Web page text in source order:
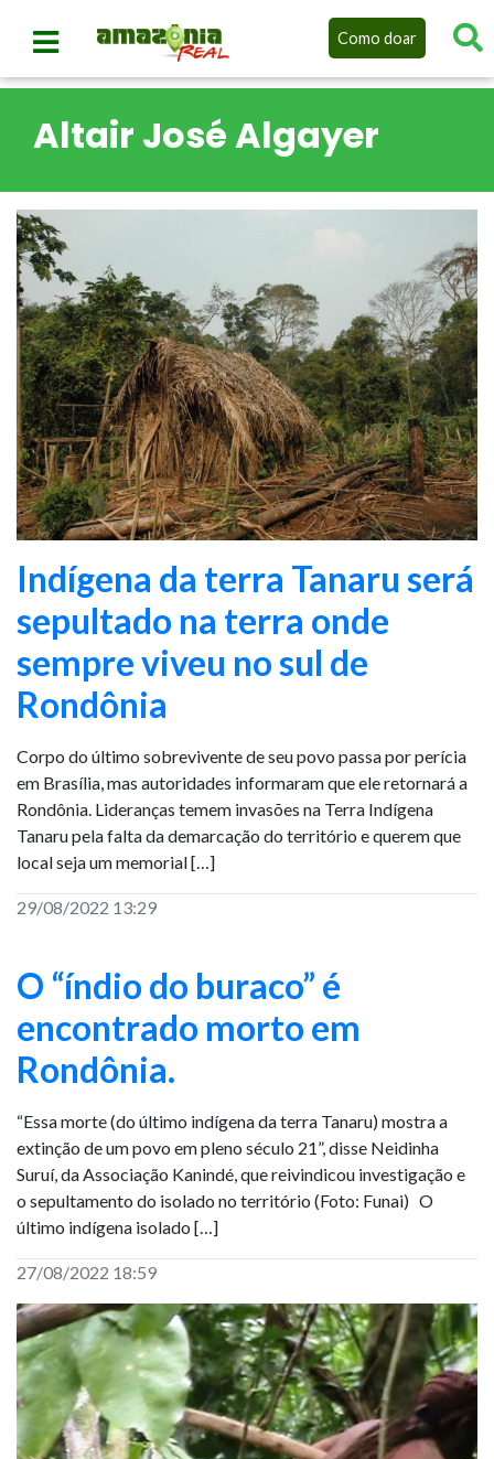
Como doar
Altair José Algayer
Indígena da terra Tanaru será
sepultado na terra onde
sempre viveu no sul de
Rondônia
Corpo do último sobrevivente de seu povo passa por perícia
em Brasília, mas autoridades informaram que ele retornará a
Rondônia. Lideranças temem invasões na Terra Indígena
Tanaru pela falta da demarcação do território e querem que
local seja um memorial […]
29/08/2022 13:29
O “índio do buraco” é
encontrado morto em
Rondônia.
“Essa morte (do último indígena da terra Tanaru) mostra a
extinção de um povo em pleno século 21”, disse Neidinha
Suruí, da Associação Kanindé, que reivindicou investigação e
o sepultamento do isolado no território (Foto: Funai) O
último indígena isolado […]
27/08/2022 18:59